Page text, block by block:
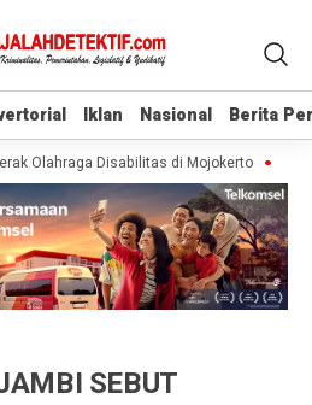
Iklan Nasional Berita
Iklan Nasional Berita
Olahraga Disabilitas di Mojokerto
SEBUT